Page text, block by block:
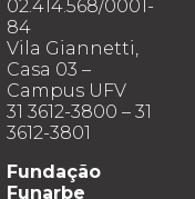
02.414.568/0001-
84
Vila Giannetti,
Casa 03 –
Campus UFV
31 3612-3800 – 31
3612-3801
Fundação
Funarbe